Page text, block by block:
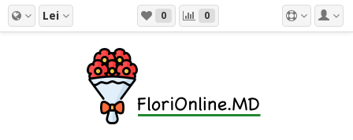
Lei 0 0